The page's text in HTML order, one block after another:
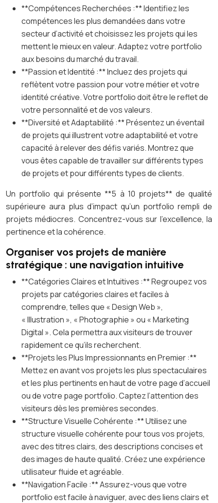
**Compétences Recherchées :** Identifiez les
compétences les plus demandées dans votre
secteur d’activité et choisissez les projets qui les
mettent le mieux en valeur. Adaptez votre portfolio
aux besoins du marché du travail.
**Passion et Identité :** Incluez des projets qui
reflètent votre passion pour votre métier et votre
identité créative. Votre portfolio doit être le reflet de
votre personnalité et de vos valeurs.
**Diversité et Adaptabilité :** Présentez un éventail
de projets qui illustrent votre adaptabilité et votre
capacité à relever des défis variés. Montrez que
vous êtes capable de travailler sur différents types
de projets et pour différents types de clients.
Un portfolio qui présente **5 à 10 projets** de qualité
supérieure aura plus d’impact qu’un portfolio rempli de
projets médiocres. Concentrez-vous sur l’excellence, la
pertinence et la cohérence.
Organiser vos projets de manière
stratégique : une navigation intuitive
**Catégories Claires et Intuitives :** Regroupez vos
projets par catégories claires et faciles à
comprendre, telles que « Design Web »,
« Illustration », « Photographie » ou « Marketing
Digital ». Cela permettra aux visiteurs de trouver
rapidement ce qu’ils recherchent.
**Projets les Plus Impressionnants en Premier :**
Mettez en avant vos projets les plus spectaculaires
et les plus pertinents en haut de votre page d’accueil
ou de votre page portfolio. Captez l’attention des
visiteurs dès les premières secondes.
**Structure Visuelle Cohérente :** Utilisez une
structure visuelle cohérente pour tous vos projets,
avec des titres clairs, des descriptions concises et
des images de haute qualité. Créez une expérience
utilisateur fluide et agréable.
**Navigation Facile :** Assurez-vous que votre
portfolio est facile à naviguer, avec des liens clairs et